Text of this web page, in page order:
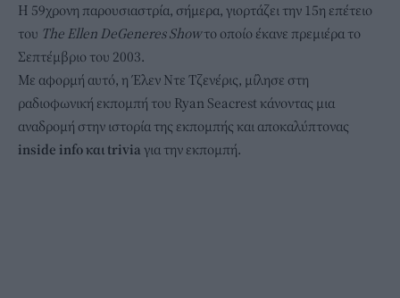
Η 59χρονη παρουσιαστρία, σήμερα, γιορτάζει την 15η επέτειο
του The Ellen DeGeneres Showτο οποίο έκανε πρεμιέρα το
Σεπτέμβριο του 2003.
Με αφορμή αυτό, η Έλεν Ντε Τζενέρις, μίλησε στη
ραδιοφωνική εκπομπή του Ryan Seacrest κάνοντας μια
αναδρομή στην ιστορία της εκπομπής και αποκαλύπτονας
inside info και trivia για την εκπομπή.